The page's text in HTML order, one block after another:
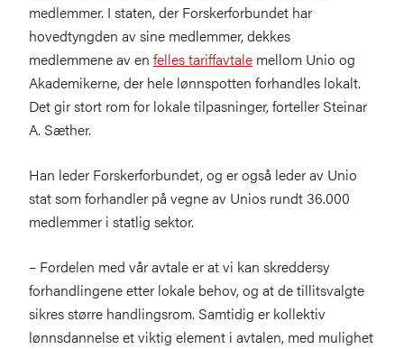
medlemmer. I staten, der Forskerforbundet har
hovedtyngden av sine medlemmer, dekkes
medlemmene av en felles tariffavtale mellom Unio og
Akademikerne, der hele lønnspotten forhandles lokalt.
Det gir stort rom for lokale tilpasninger, forteller Steinar
A. Sæther.
Han leder Forskerforbundet, og er også leder av Unio
stat som forhandler på vegne av Unios rundt 36.000
medlemmer i statlig sektor.
– Fordelen med vår avtale er at vi kan skreddersy
forhandlingene etter lokale behov, og at de tillitsvalgte
sikres større handlingsrom. Samtidig er kollektiv
lønnsdannelse et viktig element i avtalen, med mulighet